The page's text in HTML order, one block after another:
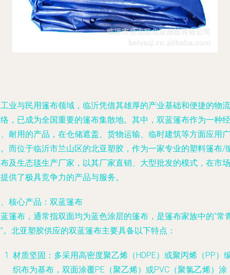
业与民用篷布领域，临沂凭借其雄厚的产业基础和便捷的物流
，已成为全国重要的篷布集散地。其中，双蓝篷布作为一种经
耐用的产品，在仓储遮盖、货物运输、临时建筑等方面应用广
而位于临沂市兰山区的北亚塑胶，作为一家专业的塑料篷布/
及生态毯生产厂家，以其厂家直销、大型批发的模式，在市场
供了极具竞争力的产品与服务。
核心产品：双蓝篷布
篷布，通常指双面均为蓝色涂层的篷布，是篷布家族中的“常
。北亚塑胶供应的双蓝篷布主要具备以下特点：
材质坚固：多采用高密度聚乙烯（HDPE）或聚丙烯（PP）
织布为基布，双面涂覆PE（聚乙烯）或PVC（聚氯乙烯）涂